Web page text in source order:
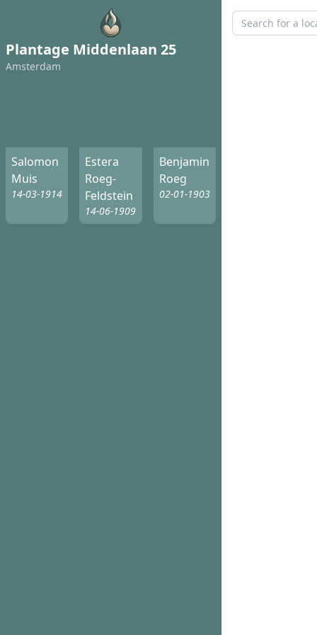
Plantage Middenlaan 25
Amsterdam
Salomon
Muis
14-03-1914
Estera
Roeg-
Feldstein
14-06-1909
Benjamin
Roeg
02-01-1903